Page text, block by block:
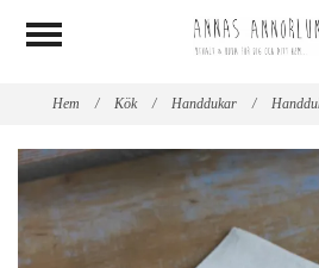
Hem / Kök / Handdukar /